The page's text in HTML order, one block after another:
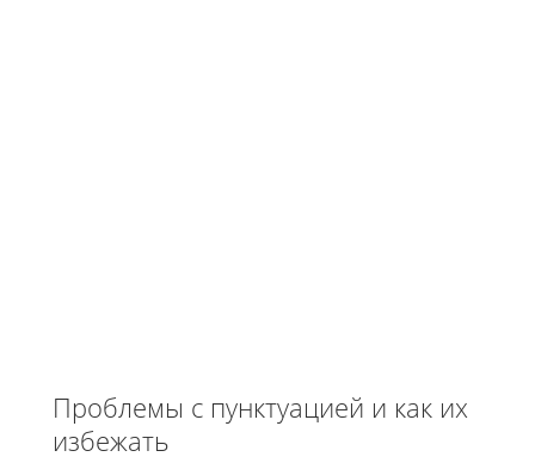
Проблемы с пунктуацией и как их
избежать